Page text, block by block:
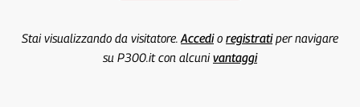
Stai visualizzando da visitatore. Accedio registratiper navigare
su P300.it con alcunivantaggi